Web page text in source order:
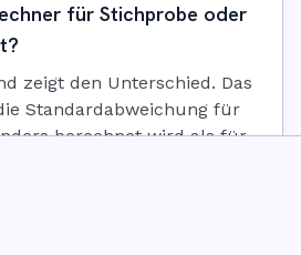
für Stichprobe oder
zeigt den Unterschied. Das
Standardabweichung für
berechnet wird als für